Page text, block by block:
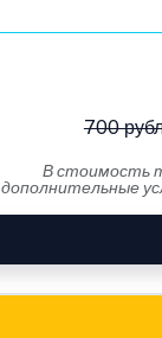
700
В стоимость
дополнительные